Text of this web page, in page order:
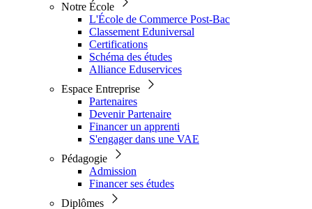
Notre École
L'École de Commerce Post-Bac
Classement Eduniversal
Certifications
Schéma des études
Alliance Eduservices
Espace Entreprise
Partenaires
Devenir Partenaire
Financer un apprenti
S'engager dans une VAE
Pédagogie
Admission
Financer ses études
Diplômes